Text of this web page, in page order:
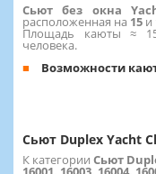
Сьют без окна
расположенная на 15 и
Площадь каюты ≈
человека.
Возможности
Сьют Duplex Yacht
К категории Сьют